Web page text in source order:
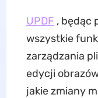
UPDF , będąc
wszystkie
zarządzania
edycji
jakie zmiany